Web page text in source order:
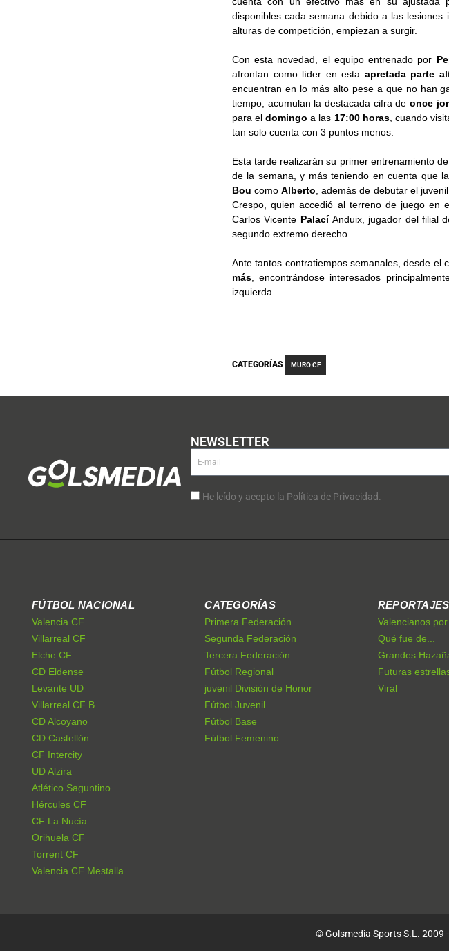
disponibles cada semana debido a las
alturas de competición, empiezan a surgir.
Con esta novedad, el equipo entrenado por
afrontan como líder en esta apretada parte
encuentran en lo más alto pese a que no han
tiempo, acumulan la destacada cifra de once
para eldomingoa las 17:00 horas, cuando
tan solo cuenta con 3 puntos menos.
Esta tarde realizarán su primer entrenamiento
de la semana, y más teniendo en cuenta que
BoucomoAlberto , además de debutar el
Crespo, quien accedió al terreno de juego en
Carlos Vicente Palací Anduix, jugador del filial
segundo extremo derecho.
Ante tantos contratiempos semanales, desde el
más , encontrándose interesados
izquierda.
CATEGORÍAS MURO CF
NEWSLETTER
He leído y acepto la Política de Privacidad.
FÚTBOL NACIONAL
Valencia CF
Villarreal CF
Elche CF
CD Eldense
Levante UD
Villarreal CF B
CD Alcoyano
CD Castellón
CF Intercity
UD Alzira
Atlético Saguntino
Hércules CF
CF La Nucía
Orihuela CF
Torrent CF
Valencia CF Mestalla
CATEGORÍAS
Primera Federación
Segunda Federación
Tercera Federación
Fútbol Regional
juvenil División de Honor
Fútbol Juvenil
Fútbol Base
Fútbol Femenino
REPORTAJES
Valencianos
Qué fue de...
Grandes
Futuras
Viral
© Golsmedia Sports S.L. 2009